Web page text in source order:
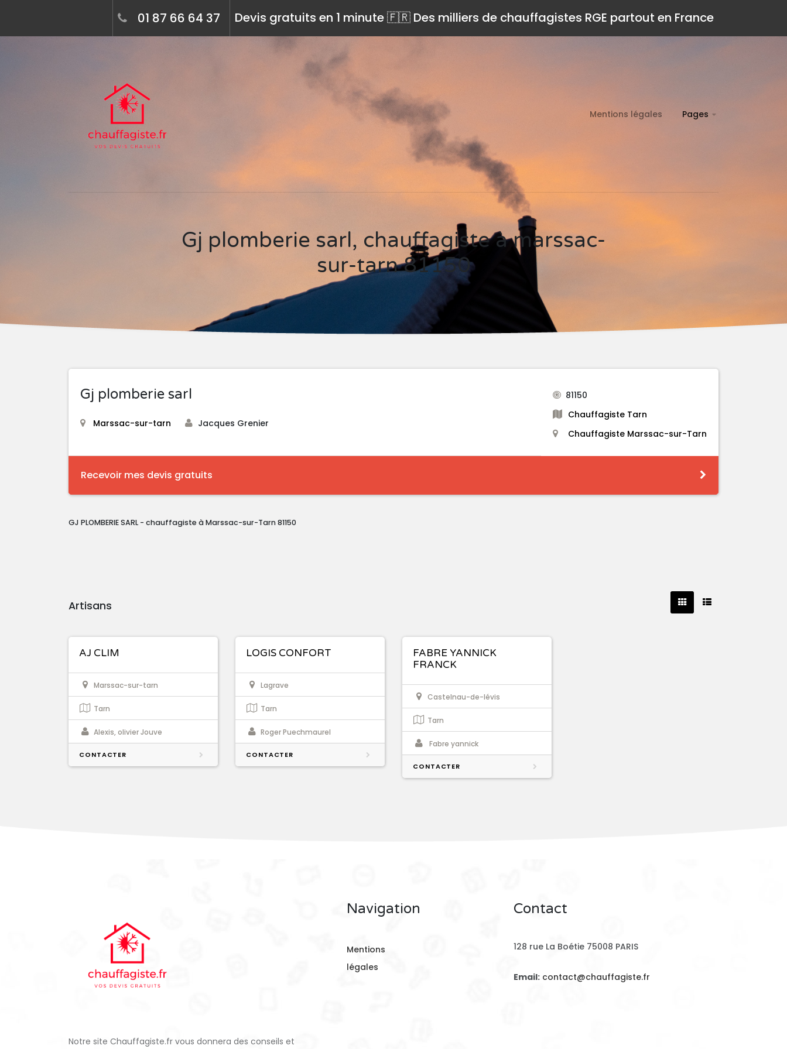
Devis gratuits en 1 minute 🇫🇷 Des milliers de chauffagistes RGE partout en France
01 87 66 64 37
Mentions légales Pages
Gj plomberie sarl, chauffagiste à marssac-
sur-tarn 81150
Gj plomberie sarl
Marssac-sur-tarn Jacques Grenier
81150
Chauffagiste Tarn
Chauffagiste Marssac-sur-Tarn
Recevoir mes devis gratuits
GJ PLOMBERIE SARL - chauffagiste à Marssac-sur-Tarn 81150
Artisans
AJ CLIM
Marssac-sur-tarn
Tarn
Alexis, olivier Jouve
CONTACTER
LOGIS CONFORT
Lagrave
Tarn
Roger Puechmaurel
CONTACTER
FABRE YANNICK
FRANCK
Castelnau-de-lévis
Tarn
Fabre yannick
CONTACTER
Notre site Chauffagiste.fr vous donnera des conseils et
Navigation
Mentions
légales
Contact
128 rue La Boétie 75008 PARIS
Email: contact@chauffagiste.fr